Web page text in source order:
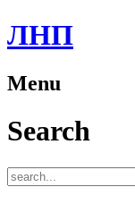
ЛНП
Menu
Search